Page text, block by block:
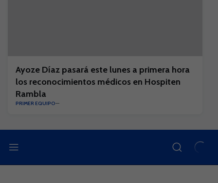
Ayoze Díaz pasará este lunes a primera hora
los reconocimientos médicos en Hospiten
Rambla
PRIMER EQUIPO